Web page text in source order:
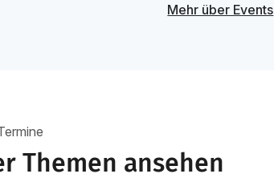
Mehr über Events
Themen ansehen